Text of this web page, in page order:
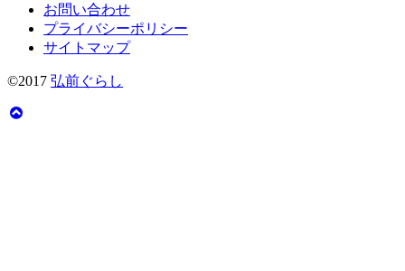
お問い合わせ
プライバシーポリシー
サイトマップ
©2017 弘前ぐらし